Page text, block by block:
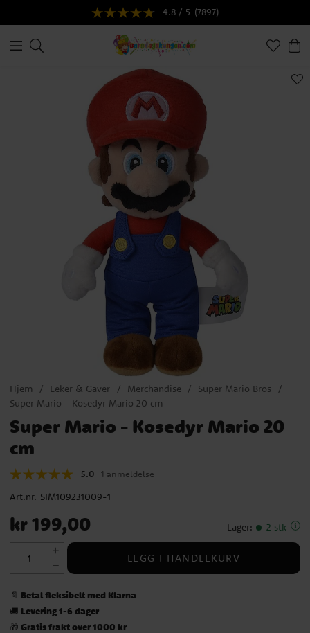
4.8 / 5 (7897)
Hjem Leker & Gaver Merchandise
Super Mario Bros
Super Mario - Kosedyr Mario 20 cm
Super Mario - Kosedyr Mario 20
cm
5.0 1 anmeldelse
Art.nr. SIM109231009-1
Pris
:kr 199,00
kr 199,00 Lager: 2 stk
LEGG I HANDLEKURV
📄 Betal fleksibelt med Klarna
🚚 Levering 1-6 dager
🎁 Gratis frakt over 1000 kr